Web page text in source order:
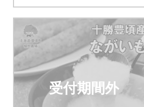
受付期間外